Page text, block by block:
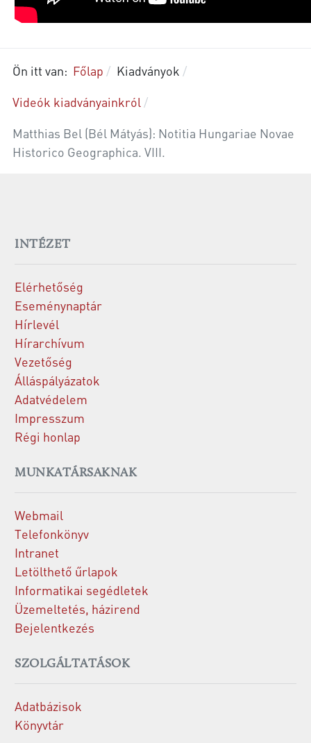
Ön itt van: Főlap
Kiadványok
Videók kiadványainkról
Matthias Bel (Bél Mátyás): Notitia Hungariae Novae
Historico Geographica. VIII.
INTÉZET
Elérhetőség
Eseménynaptár
Hírlevél
Hírarchívum
Vezetőség
Álláspályázatok
Adatvédelem
Impresszum
Régi honlap
MUNKATÁRSAKNAK
Webmail
Telefonkönyv
Intranet
Letölthető űrlapok
Informatikai segédletek
Üzemeltetés, házirend
Bejelentkezés
SZOLGÁLTATÁSOK
Adatbázisok
Könyvtár